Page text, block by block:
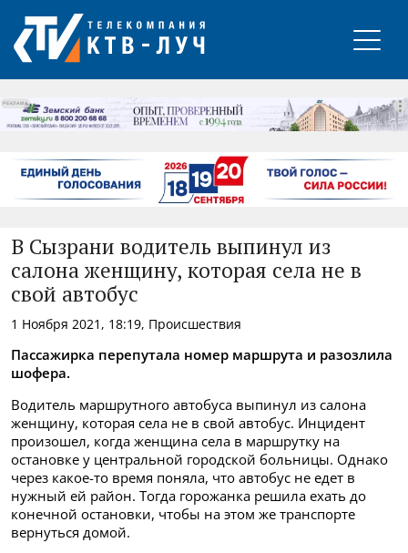
РЕКЛАМА
В Сызрани водитель выпинул из
салона женщину, которая села не в
свой автобус
1 Ноября 2021, 18:19, Происшествия
Пассажирка перепутала номер маршрута и разозлила
шофера.
Водитель маршрутного автобуса выпинул из салона
женщину, которая села не в свой автобус. Инцидент
произошел, когда женщина села в маршрутку на
остановке у центральной городской больницы. Однако
через какое-то время поняла, что автобус не едет в
нужный ей район. Тогда горожанка решила ехать до
конечной остановки, чтобы на этом же транспорте
вернуться домой.